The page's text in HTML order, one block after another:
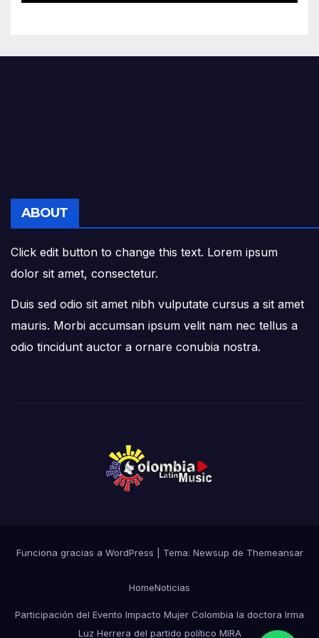
Acevedo y Gómez en el
ABOUT
Click edit button to change this text. Lorem ipsum
dolor sit amet, consectetur.
Duis sed odio sit amet nibh vulputate cursus a sit amet
mauris. Morbi accumsan ipsum velit nam nec tellus a
odio tincidunt auctor a ornare conubia nostra.
Funciona gracias a WordPress Tema: Newsup de Themeansar
HomeNoticias
Participación del Evento Impacto Mujer Colombia la doctora Irma
Luz Herrera del partido político MIRA